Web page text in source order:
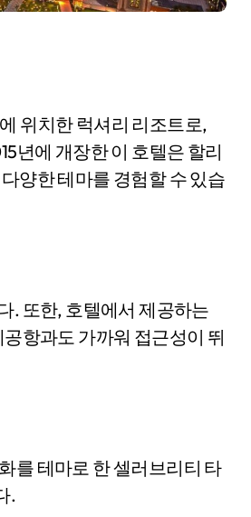
위치한 럭셔리 리조트로,
년에 개장한 이 호텔은 할리
양한 테마를 경험할 수 있습
. 또한, 호텔에서 제공하는
항과도 가까워 접근성이 뛰
를 테마로 한 셀러브리티 타
.